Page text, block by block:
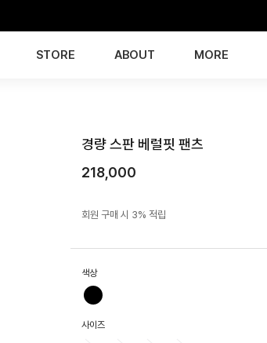
STORE ABOUT MORE
경량 스판 베럴핏 팬츠
218,000
회원 구매 시 3% 적립
색상
사이즈